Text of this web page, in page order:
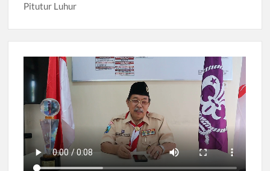
Pitutur Luhur